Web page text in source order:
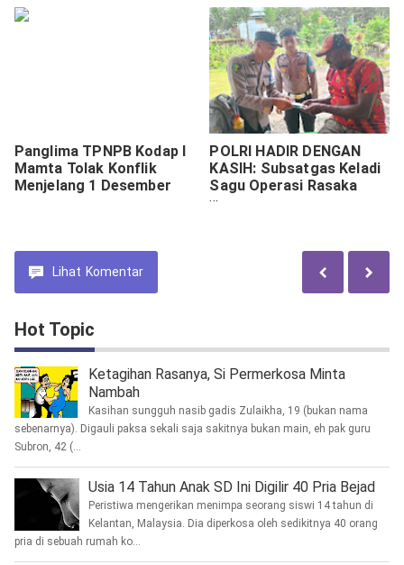
Merauke
Panglima TPNPB Kodap I
Mamta Tolak Konflik
Menjelang 1 Desember
POLRI HADIR DENGAN
KASIH: Subsatgas Keladi
Sagu Operasi Rasaka
Cartenz Layani
Lihat Komentar
Hot Topic
Ketagihan Rasanya, Si Permerkosa Minta
Nambah
Kasihan sungguh nasib gadis Zulaikha, 19 (bukan nama
sebenarnya). Digauli paksa sekali saja sakitnya bukan main, eh pak guru
Subron, 42 (...
Usia 14 Tahun Anak SD Ini Digilir 40 Pria Bejad
Peristiwa mengerikan menimpa seorang siswi 14 tahun di
Kelantan, Malaysia. Dia diperkosa oleh sedikitnya 40 orang
pria di sebuah rumah ko...